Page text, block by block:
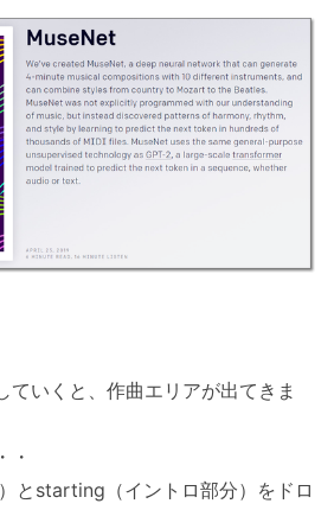
ていくと、作曲エリアが出てきま
・
とstarting（イントロ部分）をドロ